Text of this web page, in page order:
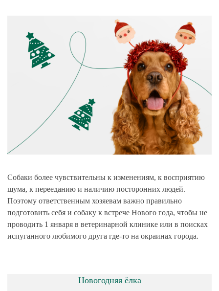
Собаки более чувствительны к изменениям, к восприятию
шума, к перееданию и наличию посторонних людей.
Поэтому ответственным хозяевам важно правильно
подготовить себя и собаку к встрече Нового года, чтобы не
проводить 1 января в ветеринарной клинике или в поисках
испуганного любимого друга где-то на окраинах города.
Новогодняя ёлка